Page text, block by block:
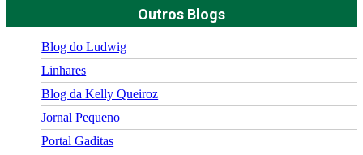
Outros Blogs
Blog do Ludwig
Linhares
Blog da Kelly Queiroz
Jornal Pequeno
Portal Gaditas